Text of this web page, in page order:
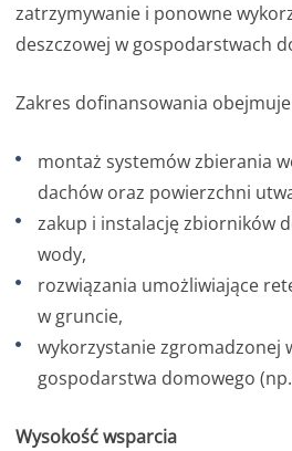
zatrzymywanie i ponowne
deszczowej w gospodarstwach
Zakres dofinansowania
montaż systemów zbierania
dachów oraz powierzchni
zakup i instalację zbiorników
wody,
rozwiązania umożliwiające
w gruncie,
wykorzystanie zgromadzonej
gospodarstwa domowego
Wysokość wsparcia